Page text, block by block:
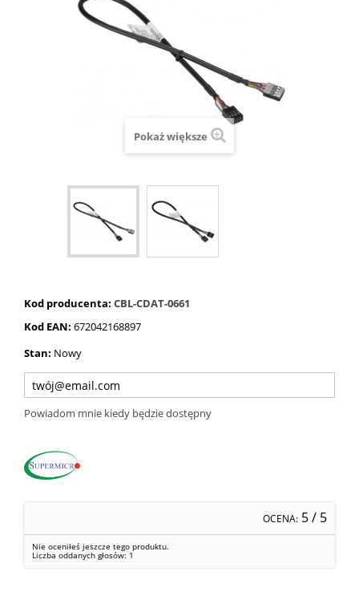
Pokaż większe
Kod producenta: CBL-CDAT-0661
Kod EAN: 672042168897
Stan: Nowy
Powiadom mnie kiedy będzie dostępny
OCENA: 5/ 5
Nie oceniłeś jeszcze tego produktu.
Liczba oddanych głosów: 1